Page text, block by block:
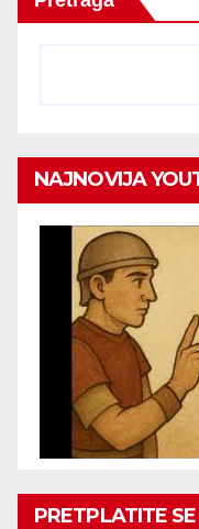
NAJNOVIJA
PRETPLATITE